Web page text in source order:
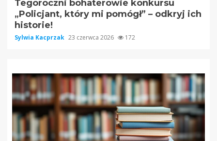
Tegoroczni bohaterowie konkursu
„Policjant, który mi pomógł” – odkryj ich
historie!
Sylwia Kacprzak 23 czerwca 2026 172